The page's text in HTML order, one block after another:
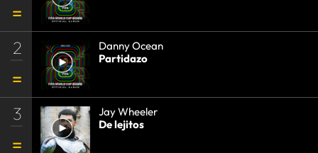
2
Danny Ocean
Partidazo
3
Jay Wheeler
De lejitos